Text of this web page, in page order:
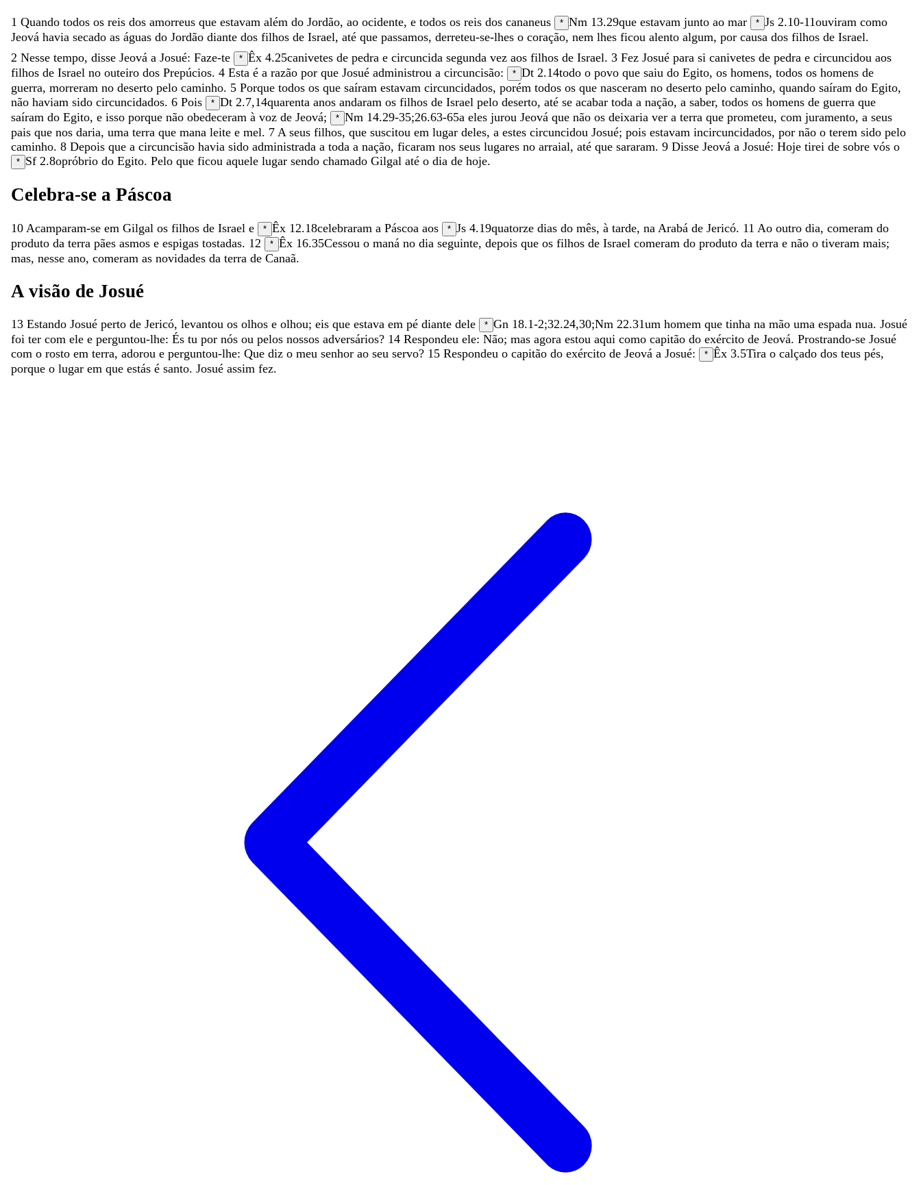
1 Quando todos os reis dos amorreus que estavam além do Jordão, ao ocidente, e todos os reis dos cananeus * Nm 13.29que estavam junto ao mar * Js 2.10-11ouviram como
Jeová havia secado as águas do Jordão diante dos filhos de Israel, até que passamos, derreteu-se-lhes o coração, nem lhes ficou alento algum, por causa dos filhos de Israel.
2 Nesse tempo, disse Jeová a Josué: Faze-te * Êx 4.25canivetes de pedra e circuncida segunda vez aos filhos de Israel. 3 Fez Josué para si canivetes de pedra e circuncidou aos
filhos de Israel no outeiro dos Prepúcios. 4 Esta é a razão por que Josué administrou a circuncisão: * Dt 2.14todo o povo que saiu do Egito, os homens, todos os homens de
guerra, morreram no deserto pelo caminho. 5 Porque todos os que saíram estavam circuncidados, porém todos os que nasceram no deserto pelo caminho, quando saíram do Egito,
não haviam sido circuncidados. 6 Pois * Dt 2.7,14quarenta anos andaram os filhos de Israel pelo deserto, até se acabar toda a nação, a saber, todos os homens de guerra que
saíram do Egito, e isso porque não obedeceram à voz de Jeová; * Nm 14.29-35;26.63-65a eles jurou Jeová que não os deixaria ver a terra que prometeu, com juramento, a seus
pais que nos daria, uma terra que mana leite e mel. 7 A seus filhos, que suscitou em lugar deles, a estes circuncidou Josué; pois estavam incircuncidados, por não o terem sido pelo
caminho. 8 Depois que a circuncisão havia sido administrada a toda a nação, ficaram nos seus lugares no arraial, até que sararam. 9 Disse Jeová a Josué: Hoje tirei de sobre vós o
* Sf 2.8opróbrio do Egito. Pelo que ficou aquele lugar sendo chamado Gilgal até o dia de hoje.
Celebra-se a Páscoa
10 Acamparam-se em Gilgal os filhos de Israel e * Êx 12.18celebraram a Páscoa aos * Js 4.19quatorze dias do mês, à tarde, na Arabá de Jericó. 11 Ao outro dia, comeram do
produto da terra pães asmos e espigas tostadas. 12 * Êx 16.35Cessou o maná no dia seguinte, depois que os filhos de Israel comeram do produto da terra e não o tiveram mais;
mas, nesse ano, comeram as novidades da terra de Canaã.
A visão de Josué
13 Estando Josué perto de Jericó, levantou os olhos e olhou; eis que estava em pé diante dele * Gn 18.1-2;32.24,30;Nm 22.31um homem que tinha na mão uma espada nua. Josué
foi ter com ele e perguntou-lhe: És tu por nós ou pelos nossos adversários? 14 Respondeu ele: Não; mas agora estou aqui como capitão do exército de Jeová. Prostrando-se Josué
com o rosto em terra, adorou e perguntou-lhe: Que diz o meu senhor ao seu servo? 15 Respondeu o capitão do exército de Jeová a Josué: * Êx 3.5Tira o calçado dos teus pés,
porque o lugar em que estás é santo. Josué assim fez.